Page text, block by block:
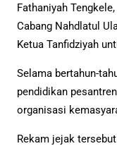
Fathaniyah
Cabang Nahdlatul
Ketua Tanfidziyah
Selama bertahun-
pendidikan
organisasi
Rekam jejak